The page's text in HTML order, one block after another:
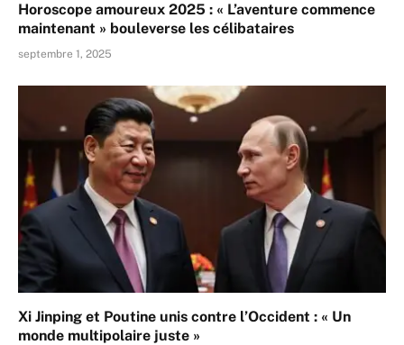
Horoscope amoureux 2025 : « L’aventure commence
maintenant » bouleverse les célibataires
septembre 1, 2025
Xi Jinping et Poutine unis contre l’Occident : « Un
monde multipolaire juste »